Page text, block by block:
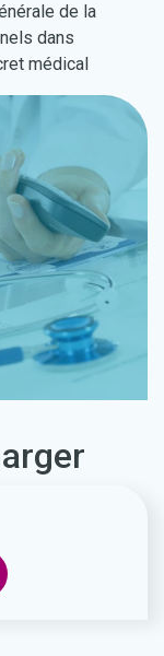
de la
dans
médical